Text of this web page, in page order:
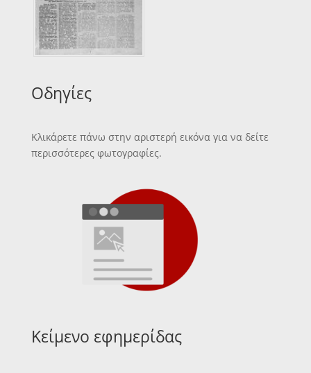
Οδηγίες
Κλικάρετε πάνω στην αριστερή εικόνα για να δείτε
περισσότερες φωτογραφίες.
Κείμενο εφημερίδας